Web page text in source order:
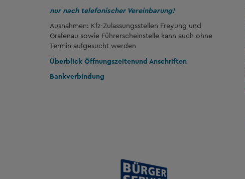
nur nach telefonischer Vereinbarung!
Ausnahmen: Kfz-Zulassungsstellen Freyung und
Grafenau sowie Führerscheinstelle kann auch ohne
Termin aufgesucht werden
Überblick Öffnungszeitenund Anschriften
Bankverbindung